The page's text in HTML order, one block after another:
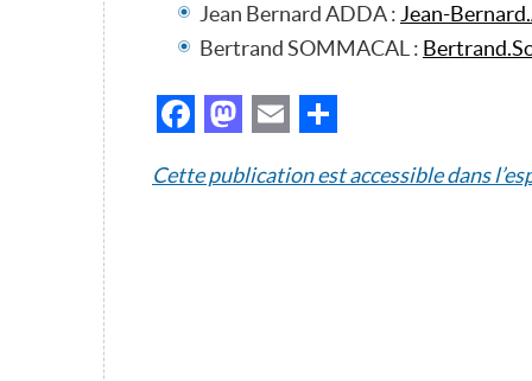
Jean Bernard ADDA : Jean-
Bertrand SOMMACAL :
Facebook
Mastodon
Email
Cette publication est accessible dans